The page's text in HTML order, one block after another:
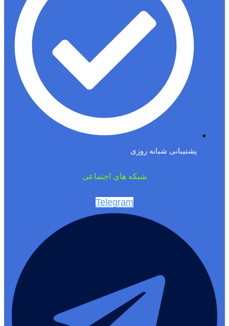
پشتیبانی شبانه روزی
شبکه های اجتماعی
Telegram